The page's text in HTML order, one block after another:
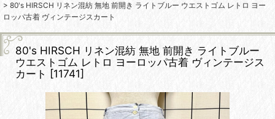
> 80's HIRSCH リネン混紡 無地 前開き ライトブルー ウエストゴム レトロ ヨー
ロッパ古着 ヴィンテージスカート
80's HIRSCH リネン混紡 無地 前開き ライトブルー
ウエストゴム レトロ ヨーロッパ古着 ヴィンテージス
カート [11741]